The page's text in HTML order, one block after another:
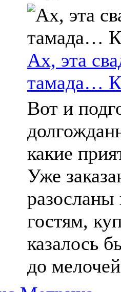
Ах, эта
тамада…
Вот и
какие
Уже
гостям,
казалось
до